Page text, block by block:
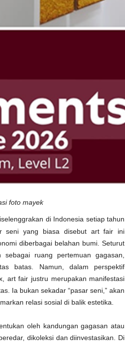
foto mayek
di Indonesia setiap tahun
seni yang biasa disebut art fair ini
diberbagai belahan bumi. Seturut
ruang pertemuan gagasan,
batas. Namun, dalam perspektif
art fair justru merupakan manifestasi
Ia bukan sekadar “pasar seni,” akan
relasi sosial di balik estetika.
oleh kandungan gagasan atau
dikoleksi dan diinvestasikan. Di